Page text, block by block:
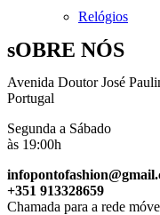
Relógios
sOBRE NÓS
Avenida Doutor José
Portugal
Segunda a
às 19:00h
+351 913328659
Chamada para a rede